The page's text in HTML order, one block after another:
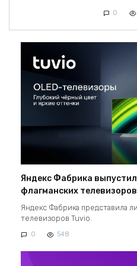
0
Яндекс Фабрика
флагманских
Яндекс Фабрика представила
телевизоров Tuvio.
0 548